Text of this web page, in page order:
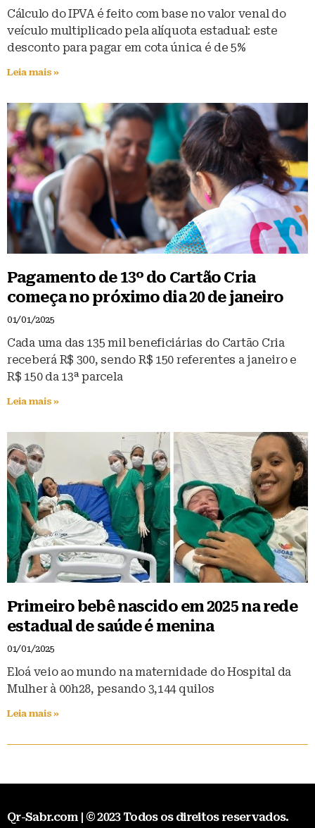
Cálculo do IPVA é feito com base no valor venal do
veículo multiplicado pela alíquota estadual: este
desconto para pagar em cota única é de 5%
Leia mais »
Pagamento de 13º do Cartão Cria
começa no próximo dia 20 de janeiro
01/01/2025
Cada uma das 135 mil beneficiárias do Cartão Cria
receberá R$ 300, sendo R$ 150 referentes a janeiro e
R$ 150 da 13ª parcela
Leia mais »
Primeiro bebê nascido em 2025 na rede
estadual de saúde é menina
01/01/2025
Eloá veio ao mundo na maternidade do Hospital da
Mulher à 00h28, pesando 3,144 quilos
Leia mais »
Qr-Sabr.com | © 2023 Todos os direitos reservados.